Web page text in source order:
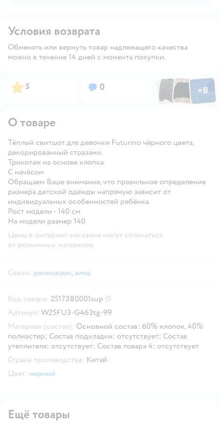
Условия возврата
Обменять или вернуть товар надлежащего качества
можно в течение 14 дней с момента покупки.
Рейтинг:
5 Вопросов:
0 ФотоФотоФото
+8
Открыть
О товаре
Тёплый свитшот для девочки Futurino чёрного цвета,
декорированный стразами.
Трикотаж на основе хлопка
С начёсом
Обращаем Ваше внимание, что правильное определение
размера детской одежды напрямую зависит от
индивидуальных особенностей ребёнка.
Рост модели - 140 см
На модели размер 140
Цены в интернет-магазине могут отличаться
от розничных магазинов.
Сезон: демисезон,зима
Код товара: 2517380001sup
Артикул: W25FU3-G463tg-99
Материал (состав): Основной состав: 60% хлопок, 40%
полиэстер; Состав подкладки: отсутствует; Состав
утеплителя: отсутствует; Состав товара 4: отсутствует
Страна производства: Китай
Цвет: черный
Ещё товары